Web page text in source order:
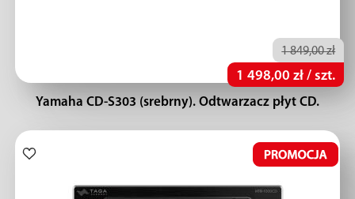
1 849,00 zł
1 498,00 zł / szt.
Yamaha CD-S303 (srebrny). Odtwarzacz płyt CD.